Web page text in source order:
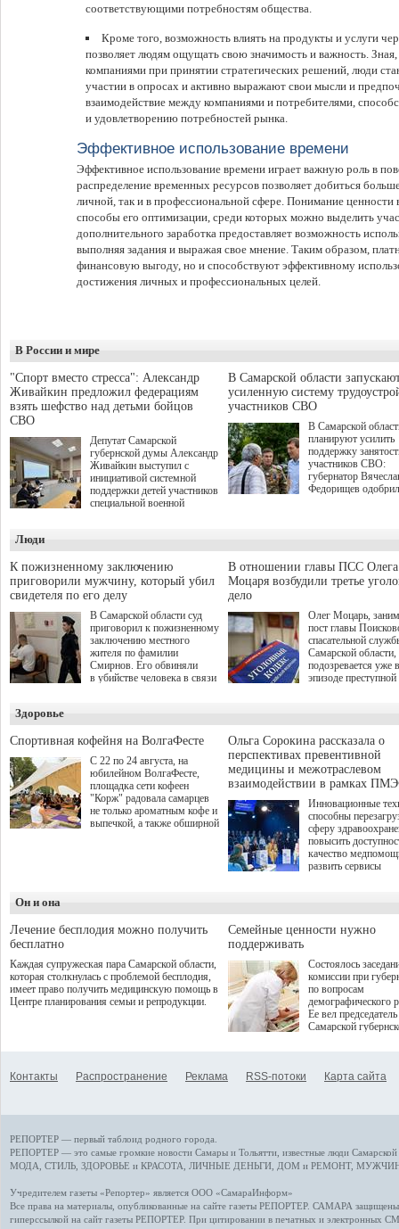
соответствующими потребностям общества.
Кроме того, возможность влиять на продукты и услуги
позволяет людям ощущать свою значимость и важность.
компаниями при принятии стратегических решений, люди
участии в опросах и активно выражают свои мысли и
взаимодействие между компаниями и потребителями,
и удовлетворению потребностей рынка.
Эффективное использование времени
Эффективное использование времени играет важную роль в
распределение временных ресурсов позволяет добиться
личной, так и в профессиональной сфере. Понимание
способы его оптимизации, среди которых можно выделить
дополнительного заработка предоставляет возможность
выполняя задания и выражая свое мнение. Таким образом,
финансовую выгоду, но и способствуют эффективному
достижения личных и профессиональных целей.
В России и мире
"Спорт вместо стресса": Александр
Живайкин предложил федерациям
взять шефство над детьми бойцов
СВО
Депутат Самарской
губернской думы Александр
Живайкин выступил с
инициативой системной
поддержки детей участников
специальной военной
"Помощь фронту и семьям
участников СВО", которая
прошла в Отрадном 7
августа.
В Самарской области
усиленную систему
участников СВО
В Самарской
планируют усилить
поддержку
участников СВО:
губернатор
Федорищев
на трудоустройство
спокойную
мирной жизни.
Люди
К пожизненному заключению
приговорили мужчину, который убил
свидетеля по его делу
В Самарской области суд
приговорил к пожизненному
заключению местного
жителя по фамилии
Смирнов. Его обвиняли
в убийстве человека в связи
В отношении главы ПСС Олега
Моцаря возбудили третье
дело
Олег Моцарь,
пост главы
спасательной
Самарской области,
подозревается уже
эпизоде преступной
а сам он
Здоровье
Спортивная кофейня на ВолгаФесте
С 22 по 24 августа, на
юбилейном ВолгаФесте,
площадка сети кофеен
"Корж" радовала самарцев
не только ароматным кофе и
выпечкой, а также обширной
Ольга Сорокина рассказала о
перспективах превентивной
медицины и межотраслевом
взаимодействии в рамках
Инновационные
способны
сферу
повысить
качество
развить сервисы
определенными
К ним можно
возникающие при
данными
более динамичного
проникновения
сегмент
отраслевое
рассказала Ольга
ходе сессии
качества жизни" в
ПМЭФ 2025. В
РФ Михаил
представители
Он и она
Лечение бесплодия можно получить
бесплатно
Каждая супружеская пара Самарской области,
которая столкнулась с проблемой бесплодия,
имеет право получить медицинскую помощь в
Центре планирования семьи и репродукции.
Семейные ценности нужно
поддерживать
Состоялось
комиссии при
по вопросам
демографического
Ее вел председатель
Самарской
Контакты Распространение Реклама RSS-потоки Карта сайта
РЕПОРТЕР — первый таблоид родного города.
РЕПОРТЕР — это самые громкие новости Самары и Тольятти, известные люди
МОДА, СТИЛЬ ЗДОРОВЬЕ и КРАСОТА ЛИЧНЫЕ ДЕНЬГИ ДОМ и РЕМОНТ,
Учредителем газеты «Репортер» является ООО «СамараИнформ»
Все права на материалы, опубликованные на сайте газеты РЕПОРТЕР. САМАРА защищены.
гиперссылкой на сайт газеты РЕПОРТЕР. При цитировании в печатных и электронных